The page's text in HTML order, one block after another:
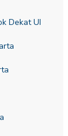
Dekat UI